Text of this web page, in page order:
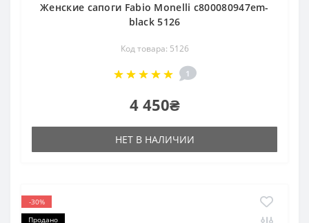
Женские сапоги Fabio Monelli c800080947em-
black 5126
Код товара: 5126
1
4 450₴
НЕТ В НАЛИЧИИ
-30%
Продано